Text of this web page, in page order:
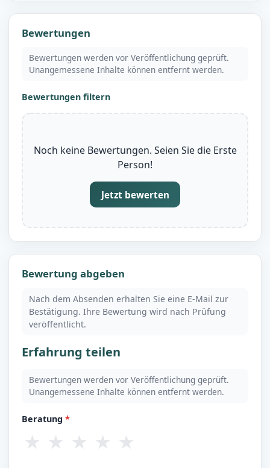
Bewertungen
Bewertungen werden vor Veröffentlichung geprüft.
Unangemessene Inhalte können entfernt werden.
Bewertungen filtern
Noch keine Bewertungen. Seien Sie die Erste
Person!
Jetzt bewerten
Bewertung abgeben
Nach dem Absenden erhalten Sie eine E-Mail zur
Bestätigung. Ihre Bewertung wird nach Prüfung
veröffentlicht.
Erfahrung teilen
Bewertungen werden vor Veröffentlichung geprüft.
Unangemessene Inhalte können entfernt werden.
Beratung*
★ ★ ★ ★ ★